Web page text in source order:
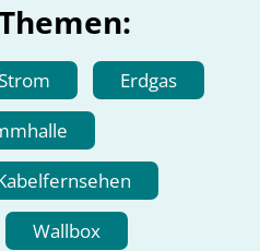
Erdgas
Wallbox